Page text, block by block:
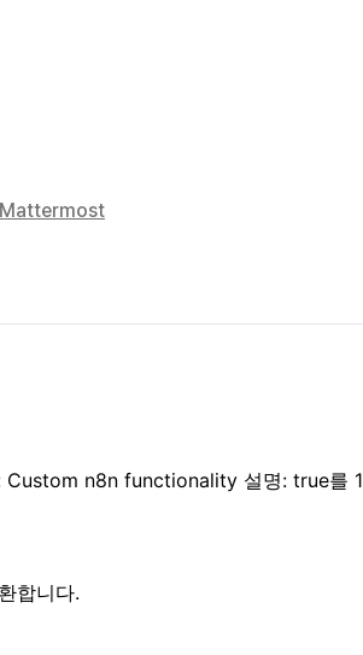
Mattermost
n8n functionality 설명: true를
합니다.